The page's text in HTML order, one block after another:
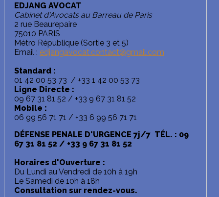
EDJANG AVOCAT
Cabinet d'Avocats au Barreau de Paris
2 rue Beaurepaire
75010 PARIS
Métro République (Sortie 3 et 5)
Email : edjangavocat.contact@gmail.com
Standard :
01 42 00 53 73 / +33 1 42 00 53 73
Ligne Directe :
09 67 31 81 52 / +33 9 67 31 81 52
Mobile :
06 99 56 71 71 / +33 6 99 56 71 71
DÉFENSE PENALE D'URGENCE 7j/7 TÉL. : 09
67 31 81 52 / +33 9 67 31 81 52
Horaires d'Ouverture :
Du Lundi au Vendredi de 10h à 19h
Le Samedi de 10h à 18h
Consultation sur rendez-vous.